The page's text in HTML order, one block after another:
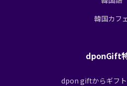
韓国カフェ
dponGift
dpon giftからギフ